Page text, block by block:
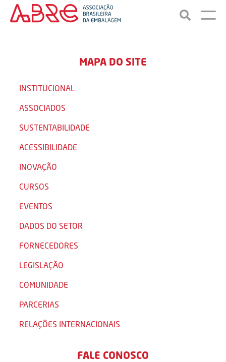
MAPA DO SITE
INSTITUCIONAL
ASSOCIADOS
SUSTENTABILIDADE
ACESSIBILIDADE
INOVAÇÃO
CURSOS
EVENTOS
DADOS DO SETOR
FORNECEDORES
LEGISLAÇÃO
COMUNIDADE
PARCERIAS
RELAÇÕES INTERNACIONAIS
FALE CONOSCO